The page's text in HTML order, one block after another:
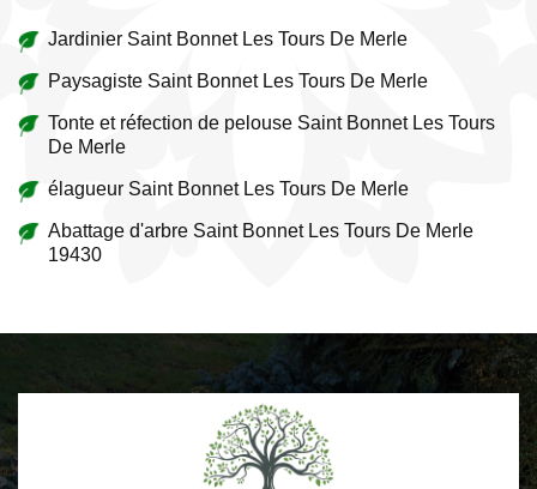
Jardinier Saint Bonnet Les Tours De Merle
Paysagiste Saint Bonnet Les Tours De Merle
Tonte et réfection de pelouse Saint Bonnet Les Tours
De Merle
élagueur Saint Bonnet Les Tours De Merle
Abattage d'arbre Saint Bonnet Les Tours De Merle
19430